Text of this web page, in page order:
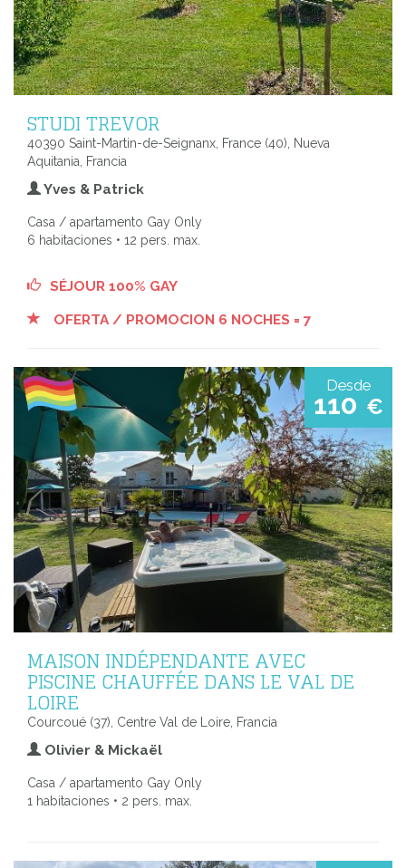
STUDI TREVOR
40390 Saint-Martin-de-Seignanx, France (40), Nueva
Aquitania, Francia
Yves & Patrick
Casa / apartamento Gay Only
6 habitaciones • 12 pers. max.
SÉJOUR 100% GAY
OFERTA / PROMOCION 6 NOCHES = 7
Desde
110 €
MAISON INDÉPENDANTE AVEC
PISCINE CHAUFFÉE DANS LE VAL DE
LOIRE
Courcoué (37), Centre Val de Loire, Francia
Olivier & Mickaël
Casa / apartamento Gay Only
1 habitaciones • 2 pers. max.